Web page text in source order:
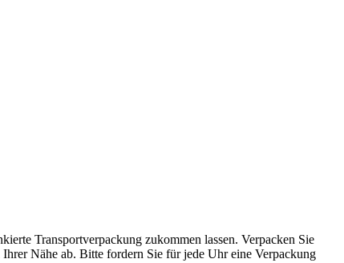
Transportverpackung zukommen lassen. Verpacken Sie
Nähe ab. Bitte fordern Sie für jede Uhr eine Verpackung